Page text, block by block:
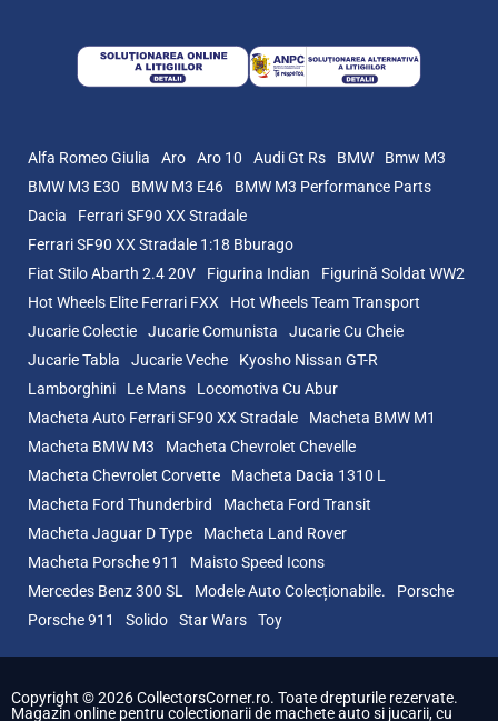
Alfa Romeo Giulia Aro Aro 10 Audi Gt Rs BMW
Bmw M3
BMW M3 E30
BMW M3 E46
BMW M3 Performance Parts
Dacia
Ferrari SF90 XX Stradale
Ferrari SF90 XX Stradale 1:18 Bburago
Fiat Stilo Abarth 2.4 20V
Figurina Indian
Figurină Soldat WW2
Hot Wheels Elite Ferrari FXX
Hot Wheels Team Transport
Jucarie Colectie
Jucarie Comunista
Jucarie Cu Cheie
Jucarie Tabla
Jucarie Veche
Kyosho Nissan GT-R
Lamborghini
Le Mans
Locomotiva Cu Abur
Macheta Auto Ferrari SF90 XX Stradale
Macheta BMW M1
Macheta BMW M3
Macheta Chevrolet Chevelle
Macheta Chevrolet Corvette
Macheta Dacia 1310 L
Macheta Ford Thunderbird
Macheta Ford Transit
Macheta Jaguar D Type
Macheta Land Rover
Macheta Porsche 911
Maisto Speed Icons
Mercedes Benz 300 SL
Modele Auto Colecționabile.
Porsche
Porsche 911
Solido Star Wars Toy
Copyright © 2026 CollectorsCorner.ro. Toate drepturile rezervate.
Magazin online pentru colectionarii de machete auto si jucarii, cu